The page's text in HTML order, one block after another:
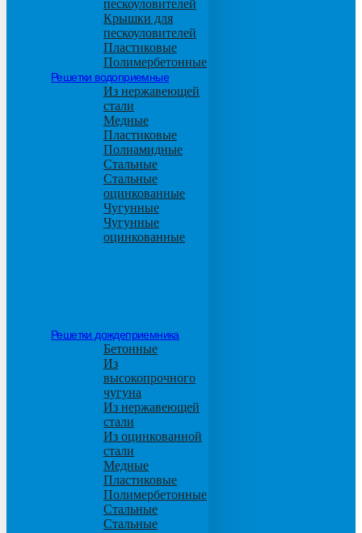
пескоуловителей
Крышки для
пескоуловителей
Пластиковые
Полимербетонные
Решетки водоприемные
Из нержавеющей
стали
Медные
Пластиковые
Полиамидные
Стальные
Стальные
оцинкованные
Чугунные
Чугунные
оцинкованные
Решетки дождеприемника
Бетонные
Из
высокопрочного
чугуна
Из нержавеющей
стали
Из оцинкованной
стали
Медные
Пластиковые
Полимербетонные
Стальные
Стальные